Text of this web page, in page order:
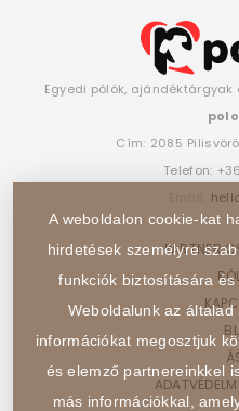
Egyedi pólók,
Cím: 2085
Telefon:
PARTNER
A weboldalon cookie-kat
hirdetések személyre
funkciók biztosítására és
Weboldalunk az
információkat megosztjuk
és elemző partnereinkkel
más információkkal,